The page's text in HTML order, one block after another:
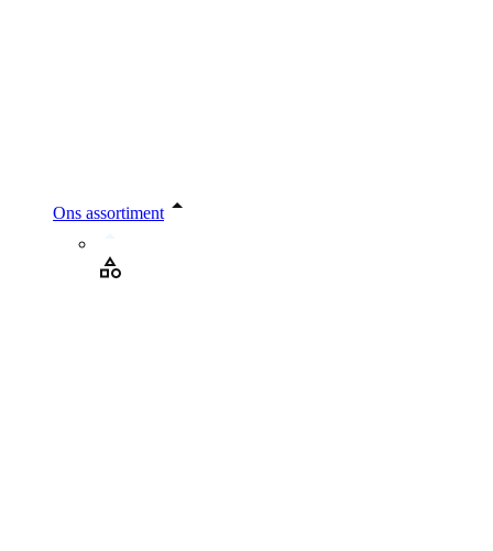
Ons assortiment